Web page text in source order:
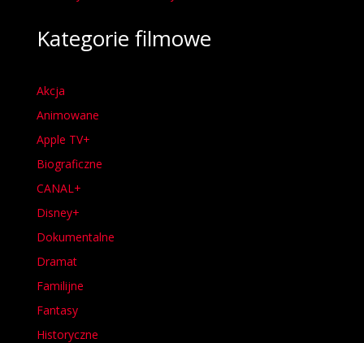
Kategorie filmowe
Akcja
Animowane
Apple TV+
Biograficzne
CANAL+
Disney+
Dokumentalne
Dramat
Familijne
Fantasy
Historyczne